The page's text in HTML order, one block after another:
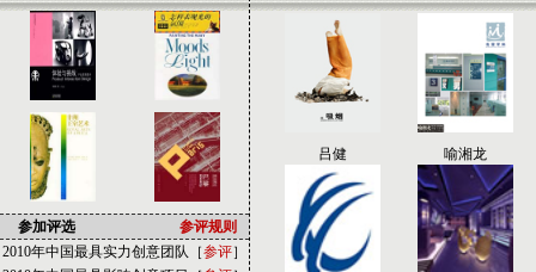
参加评选
参评规则
2010年中国最具实力创意团队［参评］
王忆雯 黄雪玲、周玉云 喻湘龙